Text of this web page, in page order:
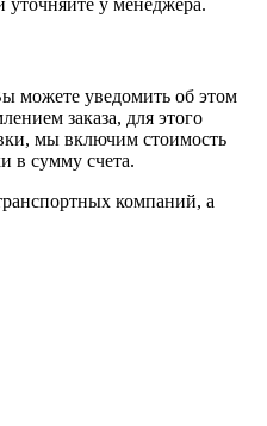
можете уведомить об этом
заказа, для этого
мы включим стоимость
в сумму счета.
компаний, а